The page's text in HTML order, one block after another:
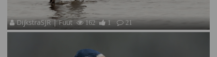
DijkstraSJR | Fuut 162 1 21